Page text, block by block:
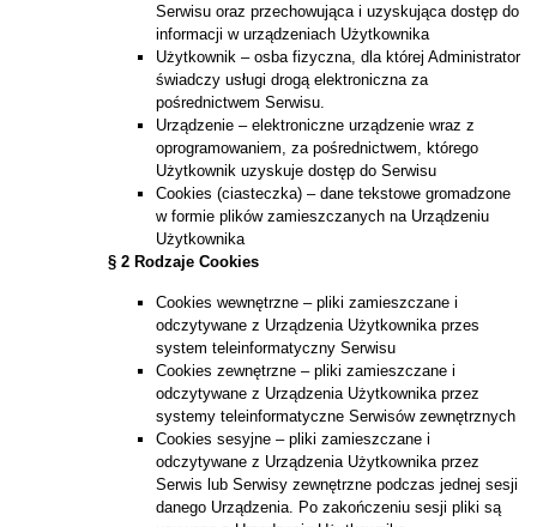
Serwisu oraz przechowująca i uzyskująca dostęp do
informacji w urządzeniach Użytkownika
Użytkownik – osba fizyczna, dla której Administrator
świadczy usługi drogą elektroniczna za
pośrednictwem Serwisu.
Urządzenie – elektroniczne urządzenie wraz z
oprogramowaniem, za pośrednictwem, którego
Użytkownik uzyskuje dostęp do Serwisu
Cookies (ciasteczka) – dane tekstowe gromadzone
w formie plików zamieszczanych na Urządzeniu
Użytkownika
§ 2 Rodzaje Cookies
Cookies wewnętrzne – pliki zamieszczane i
odczytywane z Urządzenia Użytkownika przes
system teleinformatyczny Serwisu
Cookies zewnętrzne – pliki zamieszczane i
odczytywane z Urządzenia Użytkownika przez
systemy teleinformatyczne Serwisów zewnętrznych
Cookies sesyjne – pliki zamieszczane i
odczytywane z Urządzenia Użytkownika przez
Serwis lub Serwisy zewnętrzne podczas jednej sesji
danego Urządzenia. Po zakończeniu sesji pliki są